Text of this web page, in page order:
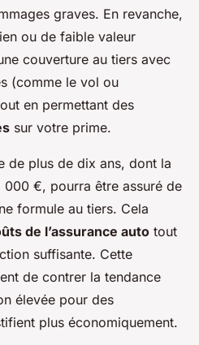
graves. En revanche,
ou de faible valeur
couverture au tiers avec
(comme le vol ou
en permettant des
sur votre prime.
de plus de dix ans, dont la
000 €, pourra être assuré de
formule au tiers. Cela
de l’assurance auto tout
suffisante. Cette
de contrer la tendance
élevée pour des
plus économiquement.